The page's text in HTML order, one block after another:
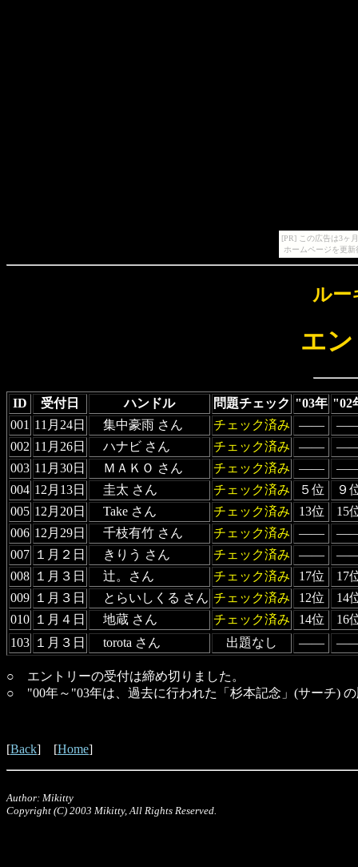
[PR] この広告は3ヶ
ホームページを更
ルー
エ
ID 受付日 ハンドル 問題チェック "03年 "02
001 11月24日 集中豪雨 さん チェック済み ――
002 11月26日 ハナビ さん チェック済み ――
003 11月30日 ＭＡＫＯ さん チェック済み ――
004 12月13日 圭太 さん チェック済み ５位
９
005 12月20日 Take さん チェック済み 13位
15
006 12月29日 千枝有竹 さん チェック済み ――
007 １月２日 きりう さん チェック済み ――
008 １月３日 辻。さん チェック済み 17位
17
009 １月３日 とらいしくる さん チェック済み 12位
14
010 １月４日 地蔵 さん チェック済み 14位
16
103 １月３日 torota さん 出題なし ――
○ エントリーの受付は締め切りました。
○ "00年～"03年は、過去に行われた「杉本記念」(サーチ)
[Back] [Home]
Author: Mikitty
Copyright (C) 2003 Mikitty, All Rights Reserved.